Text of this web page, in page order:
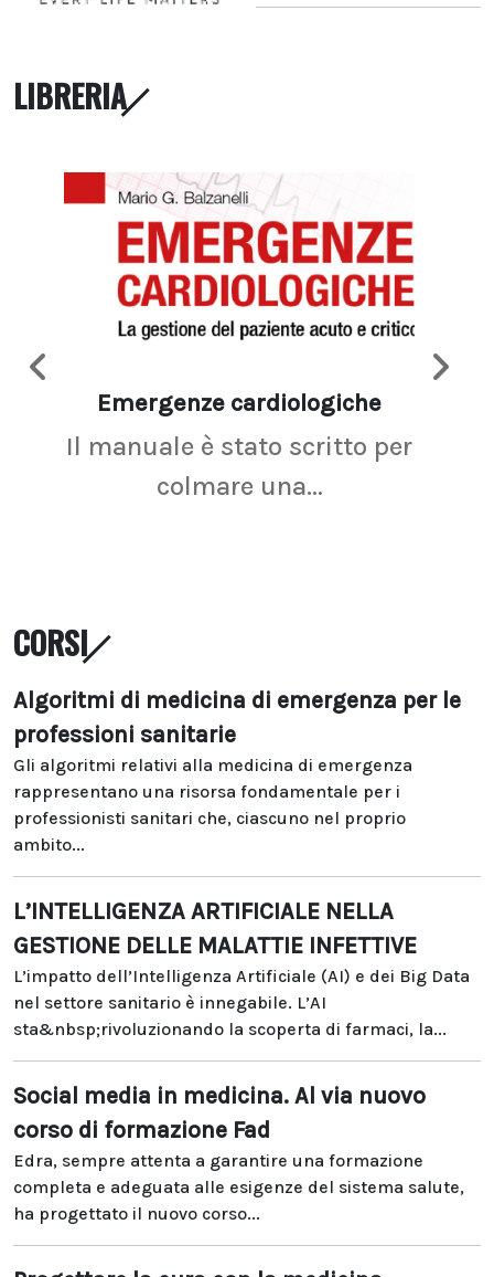
LIBRERIA
Emergenze cardiologiche
Il manuale è stato scritto per
colmare una...
CORSI
Algoritmi di medicina di emergenza per le
professioni sanitarie
Gli algoritmi relativi alla medicina di emergenza
rappresentano una risorsa fondamentale per i
professionisti sanitari che, ciascuno nel proprio
ambito...
L’INTELLIGENZA ARTIFICIALE NELLA
GESTIONE DELLE MALATTIE INFETTIVE
L’impatto dell’Intelligenza Artificiale (AI) e dei Big Data
nel settore sanitario è innegabile. L’AI
sta&nbsp;rivoluzionando la scoperta di farmaci, la...
Social media in medicina. Al via nuovo
corso di formazione Fad
Edra, sempre attenta a garantire una formazione
completa e adeguata alle esigenze del sistema salute,
ha progettato il nuovo corso...